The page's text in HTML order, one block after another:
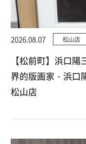
2026.08.07 松山店
【松前町】浜口
界的版画家・浜口
松山店